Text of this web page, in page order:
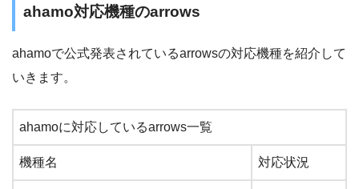
ahamo対応機種のarrows
ahamoで公式発表されているarrowsの対応機種を紹介して
いきます。
ahamoに対応しているarrows一覧
機種名 対応状況